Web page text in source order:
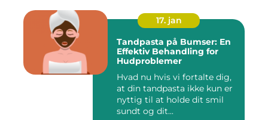
17. jan
Tandpasta på Bumser: En
Effektiv Behandling for
Hudproblemer
Hvad nu hvis vi fortalte dig,
at din tandpasta ikke kun er
nyttig til at holde dit smil
sundt og dit...